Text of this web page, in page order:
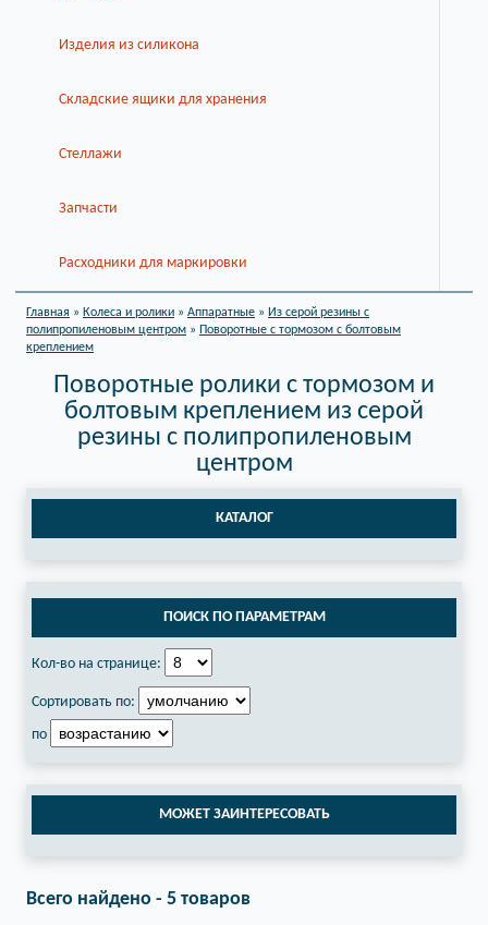
Изделия из силикона
Складские ящики для хранения
Стеллажи
Запчасти
Расходники для маркировки
Главная » Колеса и ролики » Аппаратные » Из серой резины с
полипропиленовым центром » Поворотные с тормозом с болтовым
креплением
Поворотные ролики с тормозом и
болтовым креплением из серой
резины с полипропиленовым
центром
КАТАЛОГ
ПОИСК ПО ПАРАМЕТРАМ
Кол-во на странице:
Сортировать по:
по
МОЖЕТ ЗАИНТЕРЕСОВАТЬ
Всего найдено - 5 товаров